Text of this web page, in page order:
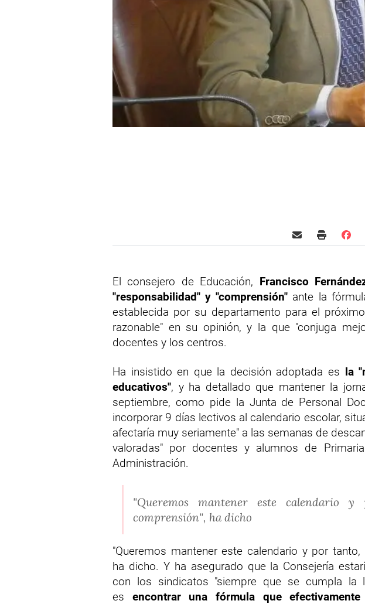
El consejero de Educación, Francisco
"responsabilidad" y "comprensión" ante la
establecida por su departamento para el
razonable" en su opinión, y la que "conjuga
docentes y los centros.
Ha insistido en que la decisión adoptada es la
educativos", y ha detallado que mantener la
septiembre, como pide la Junta de Personal
incorporar 9 días lectivos al calendario escolar,
afectaría muy seriamente" a las semanas de
valoradas" por docentes y alumnos de
Administración.
"Queremos mantener este calendario
comprensión", ha dicho
"Queremos mantener este calendario y por
ha dicho. Y ha asegurado que la Consejería
con los sindicatos "siempre que se cumpla la
es encontrar una fórmula que